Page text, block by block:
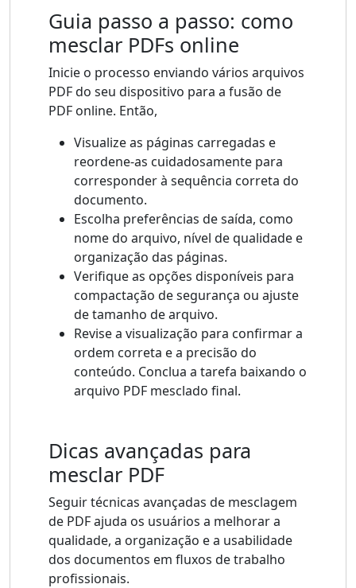
Guia passo a passo: como
mesclar PDFs online
Inicie o processo enviando vários arquivos
PDF do seu dispositivo para a fusão de
PDF online. Então,
Visualize as páginas carregadas e
reordene-as cuidadosamente para
corresponder à sequência correta do
documento.
Escolha preferências de saída, como
nome do arquivo, nível de qualidade e
organização das páginas.
Verifique as opções disponíveis para
compactação de segurança ou ajuste
de tamanho de arquivo.
Revise a visualização para confirmar a
ordem correta e a precisão do
conteúdo. Conclua a tarefa baixando o
arquivo PDF mesclado final.
Dicas avançadas para
mesclar PDF
Seguir técnicas avançadas de mesclagem
de PDF ajuda os usuários a melhorar a
qualidade, a organização e a usabilidade
dos documentos em fluxos de trabalho
profissionais.